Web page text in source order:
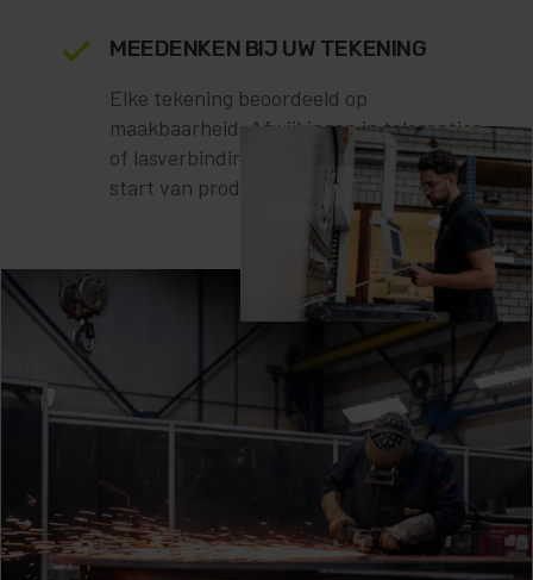
MEEDENKEN BIJ UW TEKENING
Elke tekening beoordeeld op
maakbaarheid. Afwijkingen in toleranties
of lasverbindingen signaleren wij voor de
start van productie.